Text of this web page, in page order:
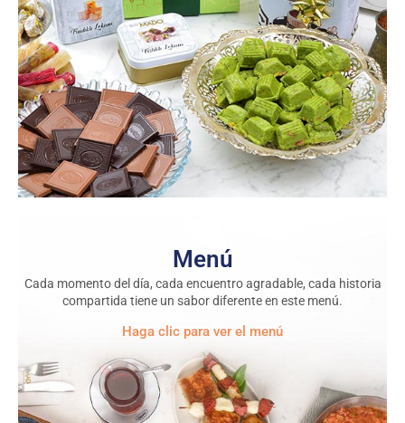
Menú
Cada momento del día, cada encuentro agradable, cada historia
compartida tiene un sabor diferente en este menú.
Haga clic para ver el menú